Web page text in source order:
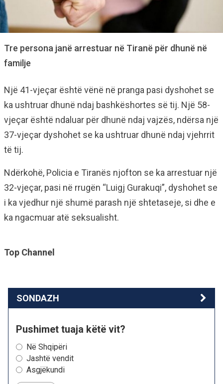
Tre persona janë arrestuar në Tiranë për dhunë në
familje
Një 41-vjeçar është vënë në pranga pasi dyshohet se
ka ushtruar dhunë ndaj bashkëshortes së tij. Një 58-
vjeçar është ndaluar për dhunë ndaj vajzës, ndërsa një
37-vjeçar dyshohet se ka ushtruar dhunë ndaj vjehrrit
të tij.
Ndërkohë, Policia e Tiranës njofton se ka arrestuar një
32-vjeçar, pasi në rrugën “Luigj Gurakuqi”, dyshohet se
i ka vjedhur një shumë parash një shtetaseje, si dhe e
ka ngacmuar atë seksualisht.
Top Channel
SONDAZH
Pushimet tuaja këtë vit?
Në Shqipëri
Jashtë vendit
Asgjëkundi